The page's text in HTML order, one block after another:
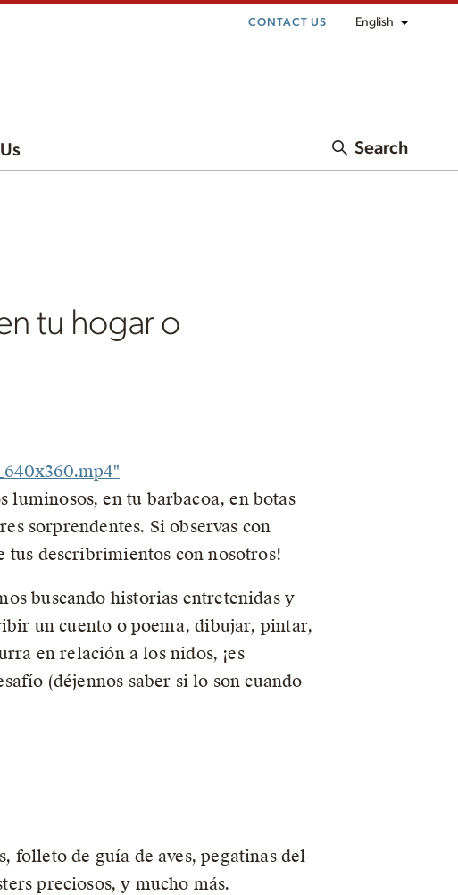
CONTACT US English
Search
tu hogar o
luminosos, en tu barbacoa, en botas
sorprendentes. Si observas con
tus describrimientos con nosotros!
buscando historias entretenidas y
un cuento o poema, dibujar, pintar,
en relación a los nidos, ¡es
(déjennos saber si lo son cuando
folleto de guía de aves, pegatinas del
preciosos, y mucho más.